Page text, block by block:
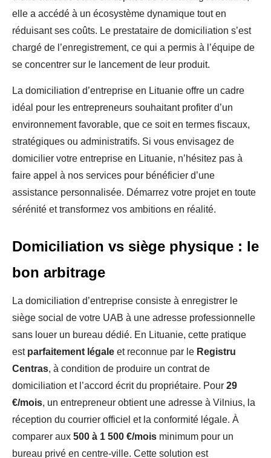
elle a accédé à un écosystème dynamique tout en
réduisant ses coûts. Le prestataire de domiciliation s’est
chargé de l’enregistrement, ce qui a permis à l’équipe de
se concentrer sur le lancement de leur produit.
La domiciliation d’entreprise en Lituanie offre un cadre
idéal pour les entrepreneurs souhaitant profiter d’un
environnement favorable, que ce soit en termes fiscaux,
stratégiques ou administratifs. Si vous envisagez de
domicilier votre entreprise en Lituanie, n’hésitez pas à
faire appel à nos services pour bénéficier d’une
assistance personnalisée. Démarrez votre projet en toute
sérénité et transformez vos ambitions en réalité.
Domiciliation vs siège physique : le
bon arbitrage
La domiciliation d’entreprise consiste à enregistrer le
siège social de votre UAB à une adresse professionnelle
sans louer un bureau dédié. En Lituanie, cette pratique
est parfaitement légale et reconnue par le Registru
Centras, à condition de produire un contrat de
domiciliation et l’accord écrit du propriétaire. Pour 29
€/mois, un entrepreneur obtient une adresse à Vilnius, la
réception du courrier officiel et la conformité légale. À
comparer aux 500 à 1 500 €/mois minimum pour un
bureau privé en centre-ville. Cette solution est